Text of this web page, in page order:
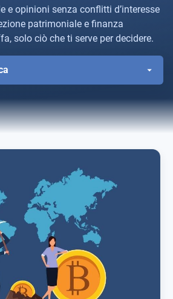
e opinioni senza conflitti d’interesse
patrimoniale e finanza
solo ciò che ti serve per decidere.